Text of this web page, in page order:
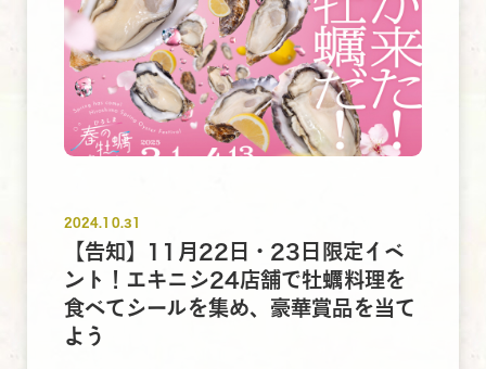
2024.10.31
【告知】11月22日・23日限定イベ
ント！エキニシ24店舗で牡蠣料理を
食べてシールを集め、豪華賞品を当て
よう